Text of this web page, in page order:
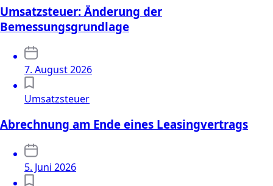
Umsatzsteuer: Änderung der
Bemessungsgrundlage
7. August 2026
Umsatzsteuer
Abrechnung am Ende eines Leasingvertrags
5. Juni 2026